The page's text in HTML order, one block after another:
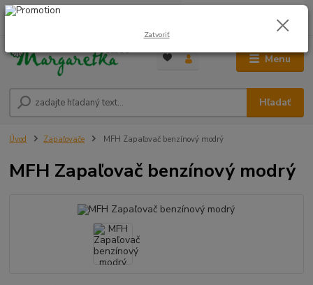
Menu
Hľadať
0948 236 042
0,00 €
Úvod Zapaľovače MFH Zapaľovač benzínový modrý
MFH Zapaľovač benzínový modrý
Zatvoriť